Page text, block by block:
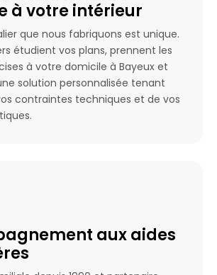
à votre intérieur
que nous fabriquons est unique.
étudient vos plans, prennent les
à votre domicile à Bayeux et
solution personnalisée tenant
contraintes techniques et de vos
aux aides